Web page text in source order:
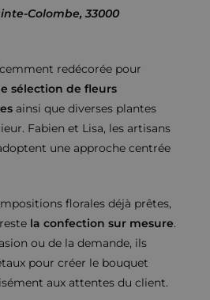
Colombe, 33000
redécorée pour
sélection de fleurs
ainsi que diverses plantes
Fabien et Lisa, les artisans
une approche centrée
florales déjà prêtes,
la confection sur mesure.
ou de la demande, ils
pour créer le bouquet
aux attentes du client.